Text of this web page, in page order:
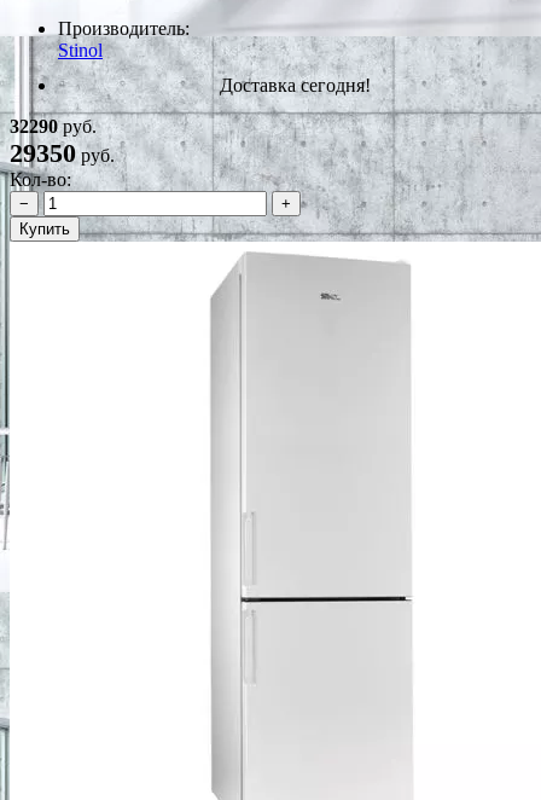
Производитель:
Stinol
Доставка сегодня!
32290руб.
29350руб.
Кол-во:
−
+
Купить